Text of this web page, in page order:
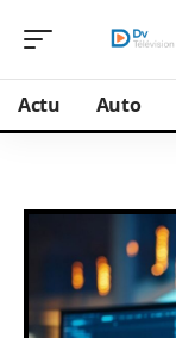
Actu Auto